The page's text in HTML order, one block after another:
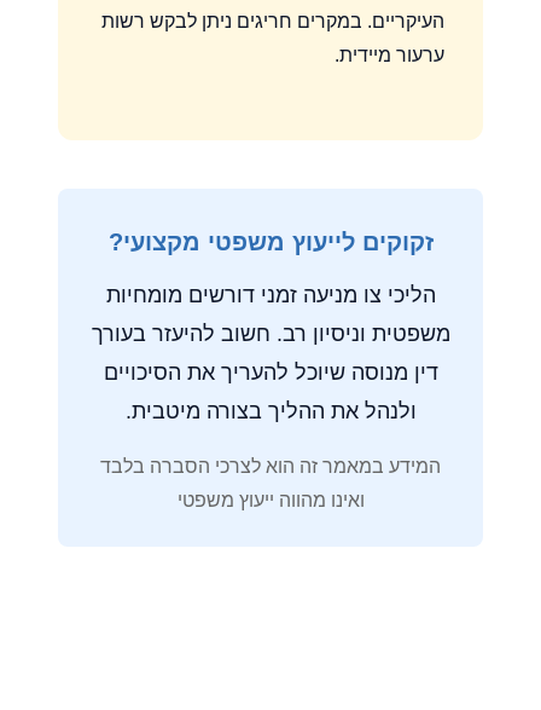
העיקריים. במקרים חריגים ניתן לבקש רשות
ערעור מיידית.
זקוקים לייעוץ משפטי מקצועי?
הליכי צו מניעה זמני דורשים מומחיות
משפטית וניסיון רב. חשוב להיעזר בעורך
דין מנוסה שיוכל להעריך את הסיכויים
ולנהל את ההליך בצורה מיטבית.
המידע במאמר זה הוא לצרכי הסברה בלבד
ואינו מהווה ייעוץ משפטי